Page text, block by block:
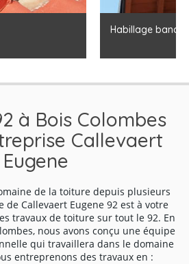
et planches de rives 92
à Bois Colombes
Callevaert
Eugene
de la toiture depuis plusieurs
de Callevaert Eugene 92 est à votre
travaux de toiture sur tout le 92. En
nous avons conçu une équipe
qui travaillera dans le domaine
entreprenons des travaux en :